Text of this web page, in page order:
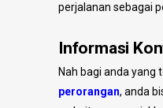
perjalanan sebagai
Informasi
Nah bagi anda yang
perorangan, anda